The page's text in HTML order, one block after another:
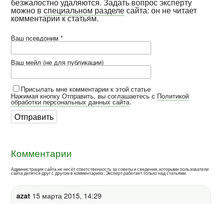
можно вспециальном разделесайта: он не читает
комментарии к статьям.
Ваш псевдоним *
Ваш мейл (не для публикации)
Присылать мне комментарии к этой статье
Нажимая кнопку Отправить, вы соглашаетесь с Политикой
обработки персональных данных сайта.
Комментарии
Администрация сайта не несёт ответственность за советы и сведения, которыми пользователи
сайта делятся друг с другом в комментариях. Эксперт работает только над статьями.
azat 15 марта 2015, 14:29